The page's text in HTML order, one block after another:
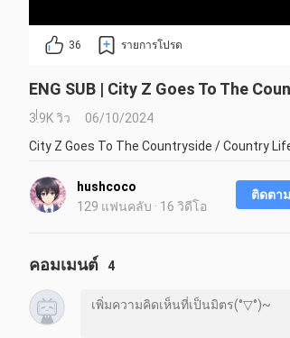
36 รายการโปรด
ENG SUB | City Z Goes To The
3.9K วิว
06/10/2024
City Z Goes To The Countryside / Country
hushcoco
129 แฟนคลับ · 16 วิดีโอ
ติดตาม
คอมเมนต์ 4